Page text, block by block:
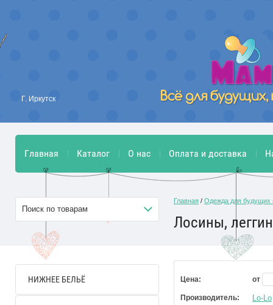
Г. Иркутск
Главная Каталог О нас Оплата и доставка
Поиск по товарам
НИЖНЕЕ БЕЛЬЁ
Главная / Одежда для
Лосины,
Цена: от
Производитель: Lo-Lo